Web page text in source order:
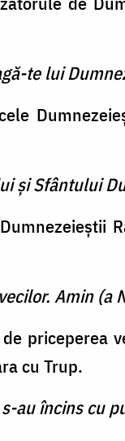
te lui
şi Sfântului
Amin (a
priceperea
cu Trup.
au încins cu